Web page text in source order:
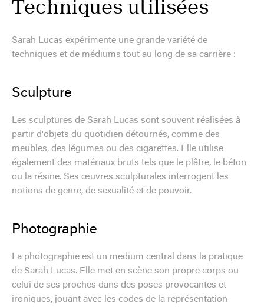
Techniques utilisées
Sarah Lucas expérimente une grande variété de
techniques et de médiums tout au long de sa carrière :
Sculpture
Les sculptures de Sarah Lucas sont souvent réalisées à
partir d'objets du quotidien détournés, comme des
meubles, des légumes ou des cigarettes. Elle utilise
également des matériaux bruts tels que le plâtre, le béton
ou la résine. Ses œuvres sculpturales interrogent les
notions de genre, de sexualité et de pouvoir.
Photographie
La photographie est un medium central dans la pratique
de Sarah Lucas. Elle met en scène son propre corps ou
celui de ses proches dans des poses provocantes et
ironiques, jouant avec les codes de la représentation